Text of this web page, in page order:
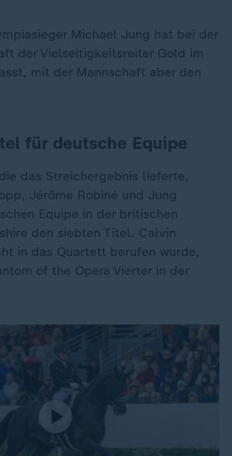
Michael Jung hat bei der
der Vielseitigkeitsreiter Gold im
mit der Mannschaft aber den
für deutsche Equipe
das Streichergebnis lieferte,
Jérôme Robiné und Jung
Equipe in der britischen
den siebten Titel. Calvin
in das Quartett berufen wurde,
of the Opera Vierter in der